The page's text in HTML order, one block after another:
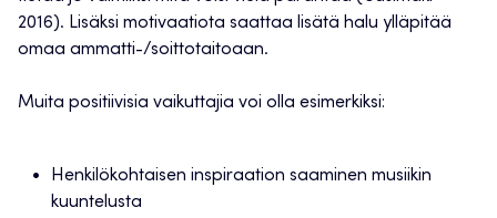
2016). Lisäksi motivaatiota saattaa lisätä halu ylläpitää
omaa ammatti-/soittotaitoaan.
Muita positiivisia vaikuttajia voi olla esimerkiksi:
Henkilökohtaisen inspiraation saaminen musiikin
kuuntelusta